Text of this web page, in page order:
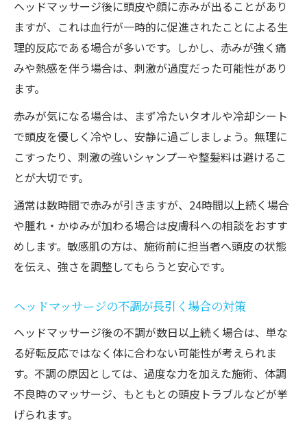
ヘッドマッサージ後に頭皮や顔に赤みが出ることがあり
ますが、これは血行が一時的に促進されたことによる生
理的反応である場合が多いです。しかし、赤みが強く痛
みや熱感を伴う場合は、刺激が過度だった可能性があり
ます。
赤みが気になる場合は、まず冷たいタオルや冷却シート
で頭皮を優しく冷やし、安静に過ごしましょう。無理に
こすったり、刺激の強いシャンプーや整髪料は避けるこ
とが大切です。
通常は数時間で赤みが引きますが、24時間以上続く場合
や腫れ・かゆみが加わる場合は皮膚科への相談をおすす
めします。敏感肌の方は、施術前に担当者へ頭皮の状態
を伝え、強さを調整してもらうと安心です。
ヘッドマッサージの不調が長引く場合の対策
ヘッドマッサージ後の不調が数日以上続く場合は、単な
る好転反応ではなく体に合わない可能性が考えられま
す。不調の原因としては、過度な力を加えた施術、体調
不良時のマッサージ、もともとの頭皮トラブルなどが挙
げられます。